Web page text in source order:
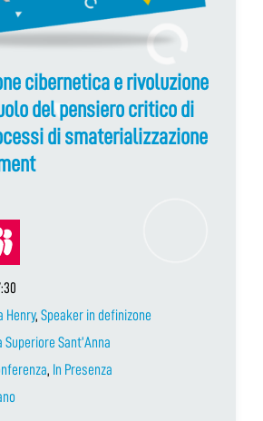
cibernetica e rivoluzione
del pensiero critico di
di smaterializzazione
Henry, Speaker in definizone
Superiore Sant’Anna
, In Presenza